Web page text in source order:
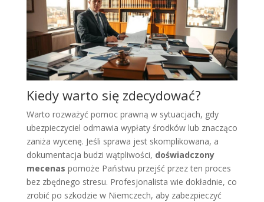
Kiedy warto się zdecydować?
Warto rozważyć pomoc prawną w sytuacjach, gdy
ubezpieczyciel odmawia wypłaty środków lub znacząco
zaniża wycenę. Jeśli sprawa jest skomplikowana, a
dokumentacja budzi wątpliwości, doświadczony
mecenas pomoże Państwu przejść przez ten proces
bez zbędnego stresu. Profesjonalista wie dokładnie, co
zrobić po szkodzie w Niemczech, aby zabezpieczyć